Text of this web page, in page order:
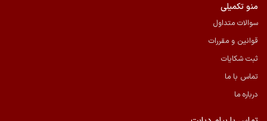
منو تکمیلی
سوالات متداول
قوانین و مقررات
ثبت شکایات
تماس با ما
درباره ما